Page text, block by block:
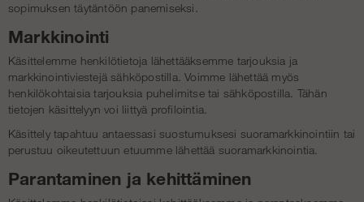
sopimuksen täytäntöön panemiseksi.
Markkinointi
Käsittelemme henkilötietoja lähettääksemme tarjouksia ja
markkinointiviestejä sähköpostilla. Voimme lähettää myös
henkilökohtaisia tarjouksia puhelimitse tai sähköpostilla. Tähän
tietojen käsittelyyn voi liittyä profilointia.
Käsittely tapahtuu antaessasi suostumuksesi suoramarkkinointiin tai
perustuu oikeutettuun etuumme lähettää suoramarkkinointia.
Parantaminen ja kehittäminen